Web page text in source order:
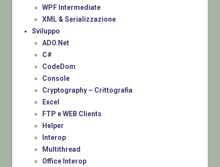
WPF Intermediate
XML & Serializzazione
Sviluppo
ADO.Net
C#
CodeDom
Console
Cryptography – Crittografia
Excel
FTP e WEB Clients
Helper
Interop
Multithread
Office Interop